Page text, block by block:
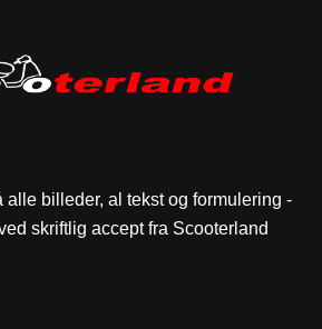
alle billeder, al tekst og formulering -
skriftlig accept fra Scooterland